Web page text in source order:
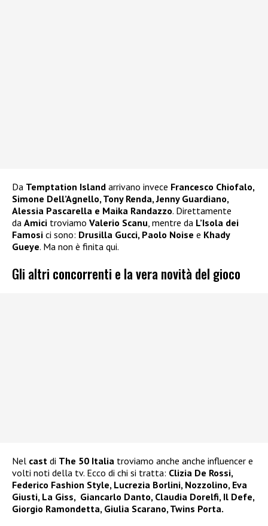
Da Temptation Island arrivano invece Francesco Chiofalo,
Simone Dell’Agnello, Tony Renda, Jenny Guardiano,
Alessia Pascarella e Maika Randazzo. Direttamente
da Amici troviamo Valerio Scanu, mentre da L’Isola dei
Famosi ci sono: Drusilla Gucci, Paolo Noise e Khady
Gueye. Ma non è finita qui.
Gli altri concorrenti e la vera novità del gioco
Nel cast di The 50 Italia troviamo anche anche influencer e
volti noti della tv. Ecco di chi si tratta: Clizia De Rossi,
Federico Fashion Style, Lucrezia Borlini, Nozzolino, Eva
Giusti, La Giss, Giancarlo Danto, Claudia Dorelfi, Il Defe,
Giorgio Ramondetta, Giulia Scarano, Twins Porta.